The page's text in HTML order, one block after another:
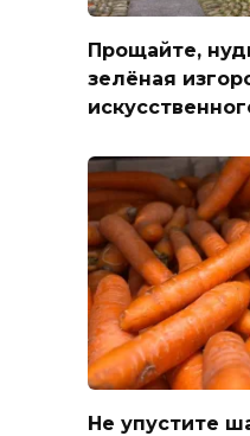
Прощайте,
зелёная
Не упустите